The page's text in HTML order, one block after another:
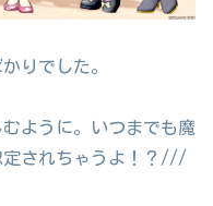
りでした。
ように。いつまでも魔
定されちゃうよ！？///